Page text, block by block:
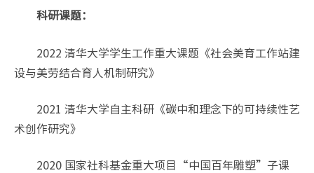
科研课题：
2022 清华大学学生工作重大课题《社会美育工作站建
设与美劳结合育人机制研究》
2021 清华大学自主科研《碳中和理念下的可持续性艺
术创作研究》
2020 国家社科基金重大项目“中国百年雕塑”子课